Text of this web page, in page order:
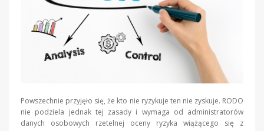
Powszechnie przyjęło się, że kto nie ryzykuje ten nie zyskuje. RODO
nie podziela jednak tej zasady i wymaga od administratorów
danych osobowych rzetelnej oceny ryzyka wiążącego się z